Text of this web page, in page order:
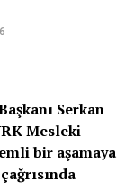
m2
bir anda
belirtilen
içinde hem de
olup, bu
Serkan
Mesleki
bir aşamaya